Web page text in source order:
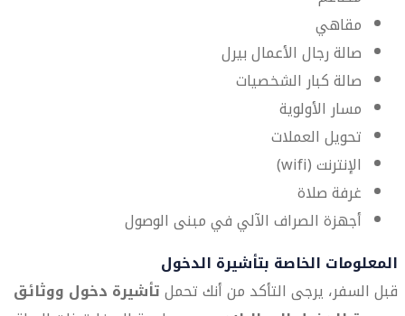
مقاهي
صالة رجال الأعمال بيرل
صالة كبار الشخصيات
مسار الأولوية
تحويل العملات
الإنترنت (wifi)
غرفة صلاة
أجهزة الصراف الآلي في مبنى الوصول
المعلومات الخاصة بتأشيرة الدخول
قبل السفر، يرجى التأكد من أنك تحملتأشيرة دخول ووثائق